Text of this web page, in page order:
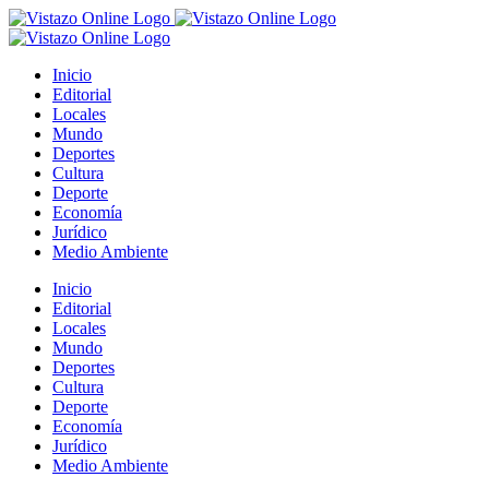
Saltar
al
Inicio
Editorial
Locales
Mundo
Deportes
Cultura
Deporte
Economía
Jurídico
Medio Ambiente
Inicio
Editorial
Locales
Mundo
Deportes
Cultura
Deporte
Economía
Jurídico
Medio Ambiente